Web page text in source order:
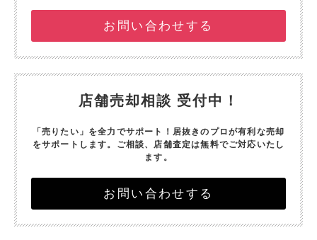
お問い合わせする
店舗売却相談 受付中！
「売りたい」を全力でサポート！ 居抜きのプロが有利な売却
をサポートします。 ご相談、店舗査定は無料でご対応いたし
ます。
お問い合わせする